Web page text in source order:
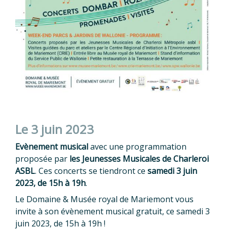
Le 3 juin 2023
Evènementmusicalavec une programmation
proposée par les Jeunesses Musicales de Charleroi
ASBL. Ces concerts se tiendront ce samedi 3 juin
2023, de 15h à 19h.
Le Domaine & Musée royal de Mariemont vous
invite à son évènement musical gratuit, ce samedi 3
juin 2023, de 15h à 19h !